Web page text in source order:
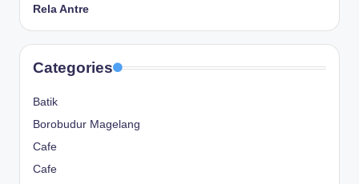
Rela Antre
Categories
Batik
Borobudur Magelang
Cafe
Cafe